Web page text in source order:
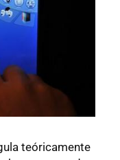
teóricamente